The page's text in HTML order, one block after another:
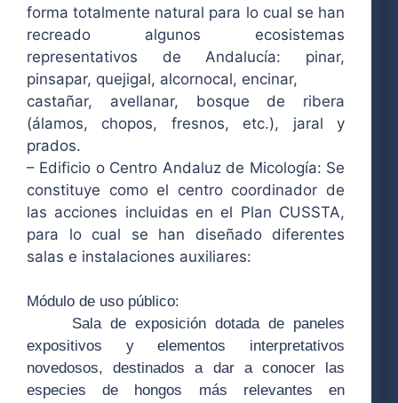
forma totalmente natural para lo cual se han
recreado algunos ecosistemas
representativos de Andalucía: pinar,
pinsapar, quejigal, alcornocal, encinar,
castañar, avellanar, bosque de ribera
(álamos, chopos, fresnos, etc.), jaral y
prados.
– Edificio o Centro Andaluz de Micología: Se
constituye como el centro coordinador de
las acciones incluidas en el Plan CUSSTA,
para lo cual se han diseñado diferentes
salas e instalaciones auxiliares:
Módulo de uso público:
Sala de exposición dotada de paneles
expositivos y elementos interpretativos
novedosos, destinados a dar a conocer las
especies de hongos más relevantes en